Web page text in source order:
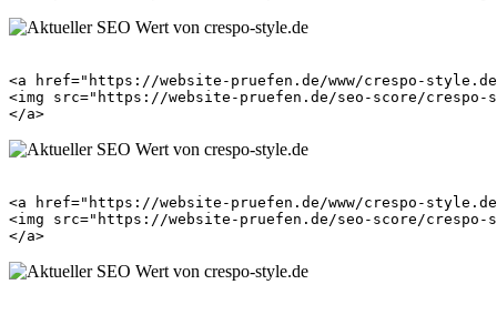
<a href="https://website-pruefen.de/www/crespo-
<img src="https://website-pruefen.de/seo-score/
<a href="https://website-pruefen.de/www/crespo-
<img src="https://website-pruefen.de/seo-score/